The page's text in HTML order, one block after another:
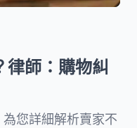
律師：購物糾
您詳細解析賣家不